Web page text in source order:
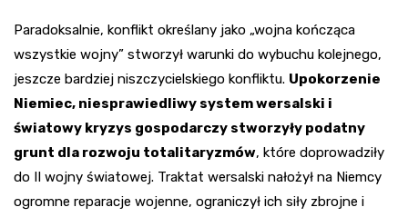
Paradoksalnie, konflikt określany jako „wojna kończąca
wszystkie wojny” stworzył warunki do wybuchu kolejnego,
jeszcze bardziej niszczycielskiego konfliktu. Upokorzenie
Niemiec, niesprawiedliwy system wersalski i
światowy kryzys gospodarczy stworzyły podatny
grunt dla rozwoju totalitaryzmów, które doprowadziły
do II wojny światowej. Traktat wersalski nałożył na Niemcy
ogromne reparacje wojenne, ograniczył ich siły zbrojne i